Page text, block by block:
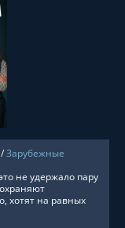
/Зарубежные
не удержало пару
хотят на равных